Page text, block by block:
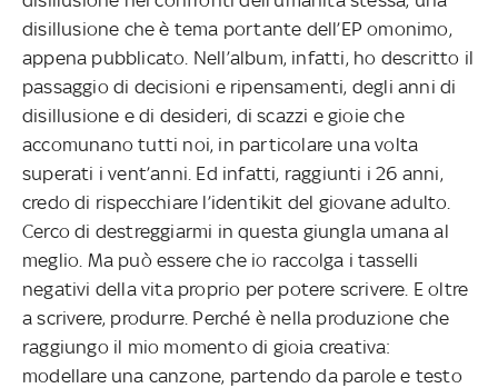
disillusione che è tema portante dell’EP omonimo,
appena pubblicato. Nell’album, infatti, ho descritto il
passaggio di decisioni e ripensamenti, degli anni di
disillusione e di desideri, di scazzi e gioie che
accomunano tutti noi, in particolare una volta
superati i vent’anni. Ed infatti, raggiunti i 26 anni,
credo di rispecchiare l’identikit del giovane adulto.
Cerco di destreggiarmi in questa giungla umana al
meglio. Ma può essere che io raccolga i tasselli
negativi della vita proprio per potere scrivere. E oltre
a scrivere, produrre. Perché è nella produzione che
raggiungo il mio momento di gioia creativa:
modellare una canzone, partendo da parole e testo